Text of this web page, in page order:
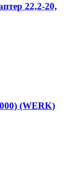
22,2-20,
(WERK)